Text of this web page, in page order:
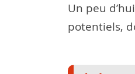
Un peu
potentiels,